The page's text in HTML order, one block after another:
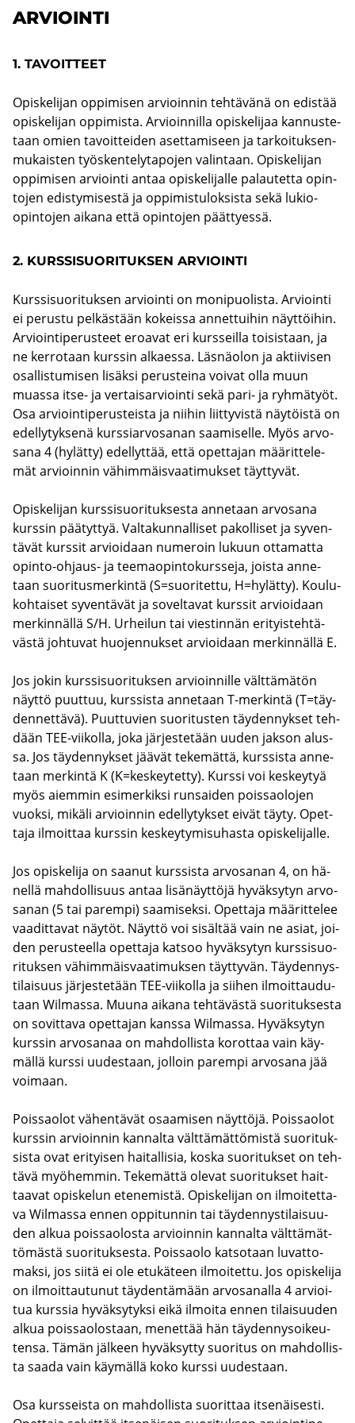
AR­VIOIN­TI
1. TA­VOIT­TEET
Opis­ke­li­jan op­pi­mi­sen ar­vioin­nin teh­tä­vä­nä on edis­tää
opis­ke­li­jan op­pi­mis­ta. Ar­vioin­nil­la opis­ke­li­jaa kan­nus­te­
taan omien ta­voit­tei­den aset­ta­mi­seen ja tar­koi­tuk­sen­
mu­kais­ten työs­ken­te­ly­ta­po­jen va­lin­taan. Opis­ke­li­jan
op­pi­mi­sen ar­vioin­ti antaa opis­ke­li­jal­le pa­lau­tet­ta opin­
to­jen edis­ty­mi­ses­tä ja op­pi­mis­tu­lok­sis­ta sekä lukio-​
opintojen ai­ka­na että opin­to­jen päät­tyes­sä.
2. KURS­SI­SUO­RI­TUK­SEN AR­VIOIN­TI
Kurs­si­suo­ri­tuk­sen ar­vioin­ti on mo­ni­puo­lis­ta. Ar­vioin­ti
ei pe­rus­tu pel­käs­tään ko­keis­sa an­net­tui­hin näyt­töi­hin.
Ar­vioin­ti­pe­rus­teet eroa­vat eri kurs­seil­la toi­sis­taan, ja
ne ker­ro­taan kurs­sin al­kaes­sa. Läs­nä­olon ja ak­tii­vi­sen
osal­lis­tu­mi­sen li­säk­si pe­rus­tei­na voi­vat olla muun
muas­sa itse- ja ver­tai­sar­vioin­ti sekä pari- ja ryh­mä­työt.
Osa ar­vioin­ti­pe­rus­teis­ta ja nii­hin liit­ty­vis­tä näy­töis­tä on
edel­ly­tyk­se­nä kurs­siar­vo­sa­nan saa­mi­sel­le. Myös ar­vo­
sa­na 4 (hy­lät­ty) edel­lyt­tää, että opet­ta­jan mää­rit­te­le­
mät ar­vioin­nin vä­him­mäis­vaa­ti­muk­set täyt­ty­vät.
Opis­ke­li­jan kurs­si­suo­ri­tuk­ses­ta an­ne­taan ar­vo­sa­na
kurs­sin pää­tyt­tyä. Val­ta­kun­nal­li­set pa­kol­li­set ja sy­ven­
tä­vät kurs­sit ar­vioi­daan nu­me­roin lu­kuun ot­ta­mat­ta
opinto-​ohjaus- ja tee­mao­pin­to­kurs­se­ja, jois­ta an­ne­
taan suo­ri­tus­mer­kin­tä (S=suo­ri­tet­tu, H=hy­lät­ty). Kou­lu­
koh­tai­set sy­ven­tä­vät ja so­vel­ta­vat kurs­sit ar­vioi­daan
mer­kin­näl­lä S/H. Ur­hei­lun tai vies­tin­nän eri­tyis­teh­tä­
väs­tä joh­tu­vat huo­jen­nuk­set ar­vioi­daan mer­kin­näl­lä E.
Jos jokin kurs­si­suo­ri­tuk­sen ar­vioin­nil­le vält­tä­mä­tön
näyt­tö puut­tuu, kurs­sis­ta an­ne­taan T-​merkintä (T=täy­
den­net­tä­vä). Puut­tu­vien suo­ri­tus­ten täy­den­nyk­set teh­
dään TEE-​viikolla, joka jär­jes­te­tään uuden jak­son alus­
sa. Jos täy­den­nyk­set jää­vät te­ke­mät­tä, kurs­sis­ta an­ne­
taan mer­kin­tä K (K=kes­key­tet­ty). Kurs­si voi kes­key­tyä
myös ai­em­min esi­mer­kik­si run­sai­den pois­sao­lo­jen
vuok­si, mi­kä­li ar­vioin­nin edel­ly­tyk­set eivät täyty. Opet­
ta­ja il­moit­taa kurs­sin kes­key­ty­mi­su­has­ta opis­ke­li­jal­le.
Jos opis­ke­li­ja on saa­nut kurs­sis­ta ar­vo­sa­nan 4, on hä­
nel­lä mah­dol­li­suus antaa li­sä­näyt­tö­jä hy­väk­sy­tyn ar­vo­
sa­nan (5 tai pa­rem­pi) saa­mi­sek­si. Opet­ta­ja mää­rit­te­lee
vaa­dit­ta­vat näy­töt. Näyt­tö voi si­säl­tää vain ne asiat, joi­
den pe­rus­teel­la opet­ta­ja kat­soo hy­väk­sy­tyn kurs­si­suo­
ri­tuk­sen vä­him­mäis­vaa­ti­muk­sen täyt­ty­vän. Täy­den­nys­
ti­lai­suus jär­jes­te­tään TEE-​viikolla ja sii­hen il­moit­tau­du­
taan Wilmassa. Muuna ai­ka­na teh­tä­väs­tä suo­ri­tuk­ses­ta
on so­vit­ta­va opet­ta­jan kans­sa Wilmassa. Hy­väk­sy­tyn
kurs­sin ar­vo­sa­naa on mah­dol­lis­ta ko­rot­taa vain käy­
mäl­lä kurs­si uu­des­taan, jol­loin pa­rem­pi ar­vo­sa­na jää
voi­maan.
Pois­sao­lot vä­hen­tä­vät osaa­mi­sen näyt­tö­jä. Pois­sao­lot
kurs­sin ar­vioin­nin kan­nal­ta vält­tä­mät­tö­mis­tä suo­ri­tuk­
sis­ta ovat eri­tyi­sen hai­tal­li­sia, koska suo­ri­tuk­set on teh­
tä­vä myö­hem­min. Te­ke­mät­tä ole­vat suo­ri­tuk­set hait­
taa­vat opis­ke­lun ete­ne­mis­tä. Opis­ke­li­jan on il­moi­tet­ta­
va Wilmassa ennen op­pi­tun­nin tai täy­den­nys­ti­lai­suu­
den alkua pois­sao­los­ta ar­vioin­nin kan­nal­ta vält­tä­mät­
tö­mäs­tä suo­ri­tuk­ses­ta. Pois­sao­lo kat­so­taan lu­vat­to­
mak­si, jos siitä ei ole etu­kä­teen il­moi­tet­tu. Jos opis­ke­li­ja
on il­moit­tau­tu­nut täy­den­tä­mään ar­vo­sa­nal­la 4 ar­vioi­
tua kurs­sia hy­väk­sy­tyk­si eikä il­moi­ta ennen ti­lai­suu­den
alkua pois­sao­los­taan, me­net­tää hän täy­den­ny­soi­keu­
ten­sa. Tämän jäl­keen hy­väk­syt­ty suo­ri­tus on mah­dol­lis­
ta saada vain käy­mäl­lä koko kurs­si uu­des­taan.
Osa kurs­seis­ta on mah­dol­lis­ta suo­rit­taa it­se­näi­ses­ti.